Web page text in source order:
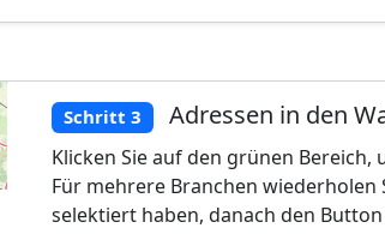
Schritt 3 Adressen in den
Klicken Sie auf den grünen
Für mehrere Branchen wiederholen
selektiert haben, danach den